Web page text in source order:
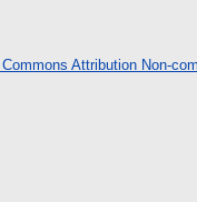
Attribution Non-